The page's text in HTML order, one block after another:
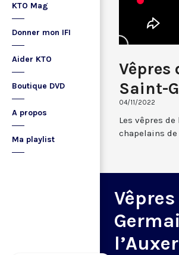
KTO Mag
Donner mon IFI
Aider KTO
Boutique DVD
A propos
Ma playlist
Vêpres
Saint-
04/11/2022
Les vêpres
chapelains